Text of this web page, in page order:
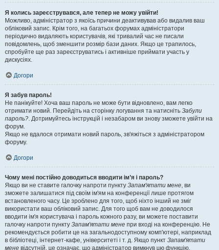
Я колись зареєструвався, але тепер не можу увійти!
Можливо, адміністратор з якоїсь причини деактивував або видалив ваш
обліковий запис. Крім того, на багатьох форумах адміністратори
періодично видаляють користувачів, які тривалий час не писали
повідомлень, щоб зменшити розмір бази даних. Якщо це трапилось,
спробуйте ще раз зареєструватись і активніше приймати участь у
дискусіях.
Догори
Я забув пароль!
Не панікуйте! Хоча ваш пароль не може бути відновлено, вам легко
отримати новий. Перейдіть на сторінку логування та натисніть Забули
пароль?. Дотримуйтесь інструкцій і незабаром ви знову зможете увійти на
форум.
Якщо не вдалося отримати новий пароль, зв'яжіться з адміністратором
форуму.
Догори
Чому мені постійно доводиться вводити ім’я і пароль?
Якщо ви не ставите галочку напроти пункту Запам'ятати мене, ви
зможете залишатися під своїм ім'ям на конференції лише протягом
встановленого часу. Це зроблено для того, щоб ніхто інший не зміг
використати ваш обліковий запис. Для того щоб вам не доводилося
вводити ім'я користувача і пароль кожного разу, ви можете поставити
галочку напроти пункту Запам'ятати мене при вході на конференцію. Не
рекомендується робити це на загальнодоступному комп'ютері, наприклад
в бібліотеці, інтернет-кафе, університеті і т. д. Якщо пункт Запам'ятати
мене відсутній, це означає, що адміністратор вимкнув цю функцію.